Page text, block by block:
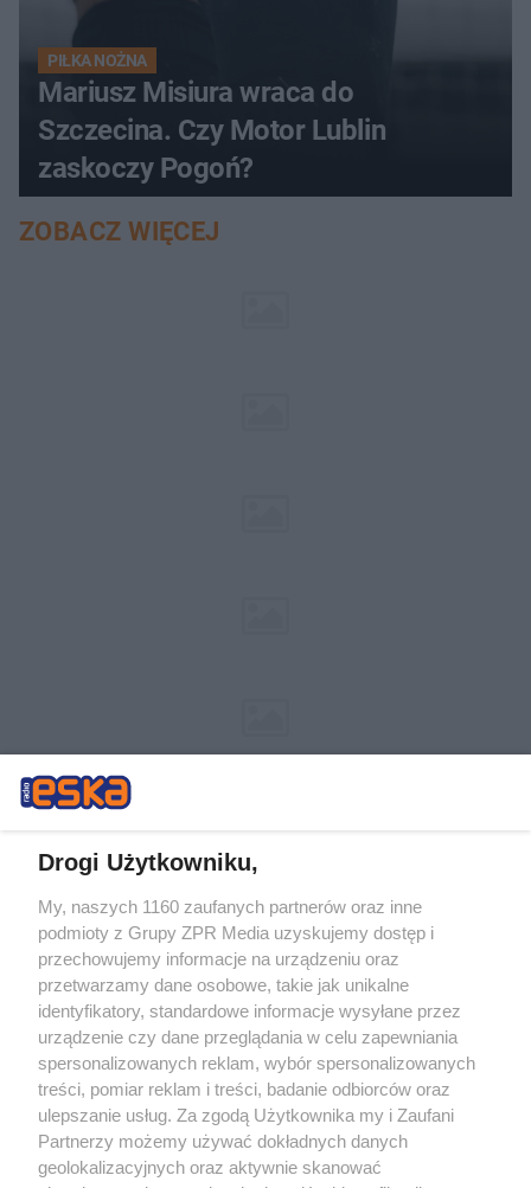
PIŁKA NOŻNA
Mariusz Misiura wraca do
Szczecina. Czy Motor Lublin
zaskoczy Pogoń?
ZOBACZ WIĘCEJ
Żaden utwór zamieszczony w serwisie nie może być powielany i
rozpowszechniany lub dalej rozpowszechniany w jakikolwiek sposób (w
tym także elektroniczny lub mechaniczny) na jakimkolwiek polu
eksploatacji w jakiejkolwiek formie, włącznie z umieszczaniem w
Internecie bez pisemnej zgody właściciela praw. Jakiekolwiek użycie lub
wykorzystanie utworów w całości lub w części z naruszeniem prawa,
tzn. bez właściwej zgody, jest zabronione pod groźbą kary i może być
ścigane prawnie.
Drogi Użytkowniku,
My, naszych 1160 zaufanych partnerów oraz inne
podmioty z Grupy ZPR Media uzyskujemy dostęp i
przechowujemy informacje na urządzeniu oraz
przetwarzamy dane osobowe, takie jak unikalne
identyfikatory, standardowe informacje wysyłane przez
urządzenie czy dane przeglądania w celu zapewniania
spersonalizowanych reklam, wybór spersonalizowanych
treści, pomiar reklam i treści, badanie odbiorców oraz
ulepszanie usług. Za zgodą Użytkownika my i Zaufani
Partnerzy możemy używać dokładnych danych
geolokalizacyjnych oraz aktywnie skanować